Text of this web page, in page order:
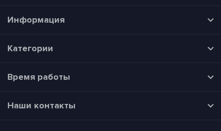
Информация
Категории
Время работы
Наши контакты